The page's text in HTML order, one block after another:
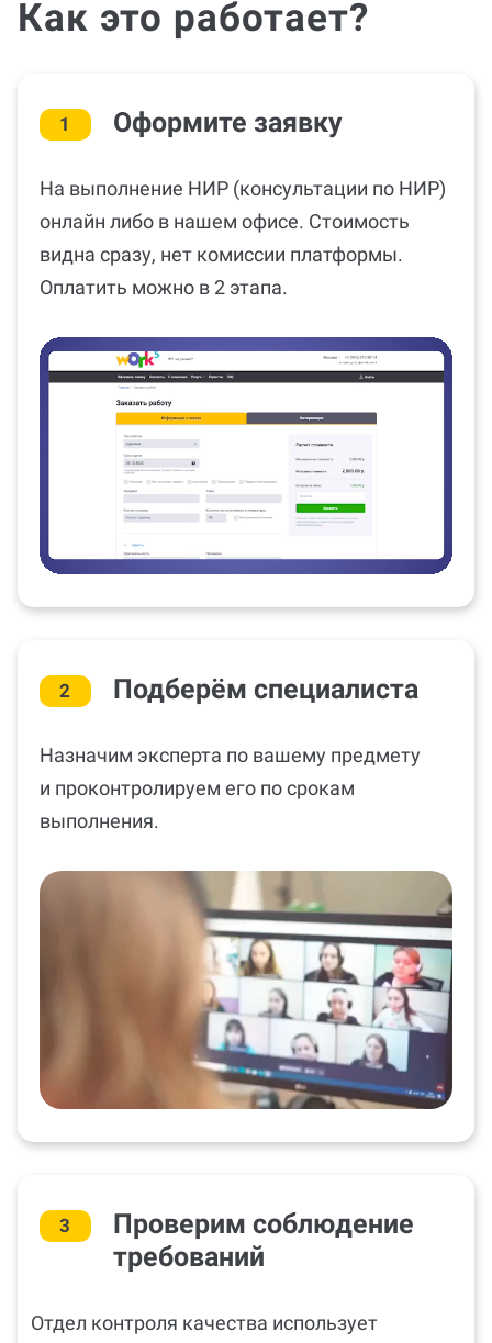
Как это работает?
1 Оформите заявку
На выполнение НИР (консультации по НИР)
онлайн либо в нашем офисе. Стоимость
видна сразу, нет комиссии платформы.
Оплатить можно в 2 этапа.
2 Подберём специалиста
Назначим эксперта по вашему предмету
и проконтролируем его по срокам
выполнения.
3
Проверим соблюдение
требований
Отдел контроля качества использует